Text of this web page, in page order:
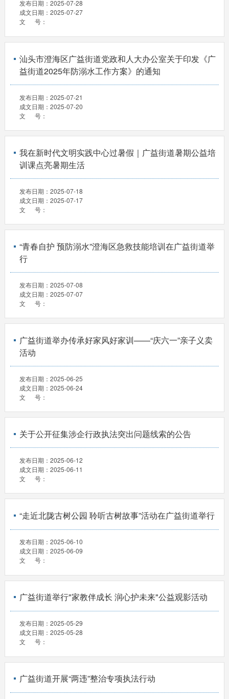
发布日期： 2025-07-28
成文日期： 2025-07-27
文 号：
汕头市澄海区广益街道党政和人大办公室关于印发《广
益街道2025年防溺水工作方案》的通知
发布日期： 2025-07-21
成文日期： 2025-07-20
文 号：
我在新时代文明实践中心过暑假｜广益街道暑期公益培
训课点亮暑期生活
发布日期： 2025-07-18
成文日期： 2025-07-17
文 号：
“青春自护 预防溺水”澄海区急救技能培训在广益街道举
行
发布日期： 2025-07-08
成文日期： 2025-07-07
文 号：
广益街道举办传承好家风好家训——“庆六一”亲子义卖
活动
发布日期： 2025-06-25
成文日期： 2025-06-24
文 号：
关于公开征集涉企行政执法突出问题线索的公告
发布日期： 2025-06-12
成文日期： 2025-06-11
文 号：
“走近北陇古树公园 聆听古树故事”活动在广益街道举行
发布日期： 2025-06-10
成文日期： 2025-06-09
文 号：
广益街道举行"家教伴成长 润心护未来"公益观影活动
发布日期： 2025-05-29
成文日期： 2025-05-28
文 号：
广益街道开展“两违”整治专项执法行动